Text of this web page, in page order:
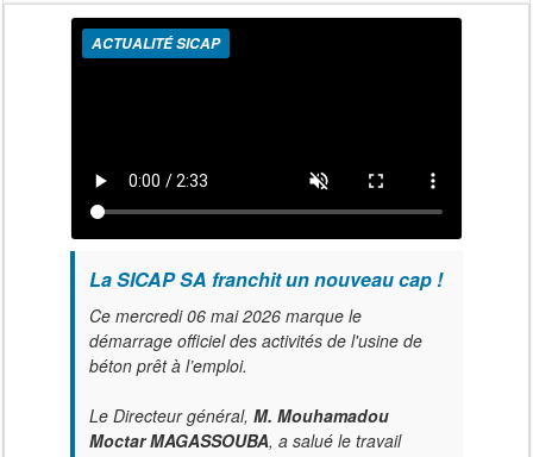
ACTUALITÉ SICAP
La SICAP SA franchit un nouveau cap !
Ce mercredi 06 mai 2026 marque le
démarrage officiel des activités de l'usine de
béton prêt à l’emploi.
Le Directeur général, M. Mouhamadou
Moctar MAGASSOUBA, a salué le travail